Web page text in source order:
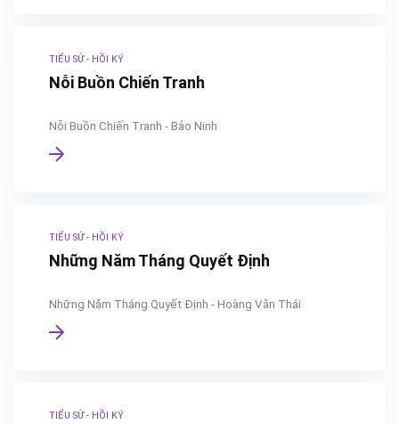
TIỂU SỬ - HỒI KÝ
Nỗi Buồn Chiến Tranh
Nỗi Buồn Chiến Tranh - Bảo Ninh
TIỂU SỬ - HỒI KÝ
Những Năm Tháng Quyết Định
Những Năm Tháng Quyết Định - Hoàng Văn Thái
TIỂU SỬ - HỒI KÝ